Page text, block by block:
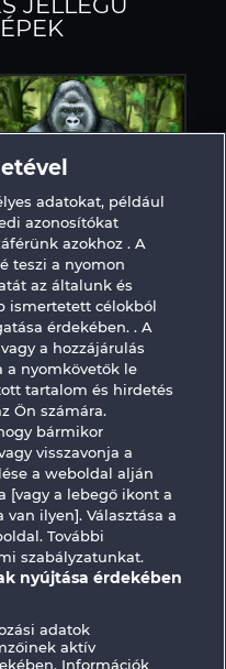
of the Jungle
Rapa Nui
Impresszum
Facebook
benyújtása
adatokat, például
azonosítókat
azokhoz . A
teszi a nyomon
az általunk és
ismertetett célokból
érdekében. . A
a hozzájárulás
a nyomkövetők le
tartalom és hirdetés
Ön számára.
bármikor
visszavonja a
a weboldal alján
[vagy a lebegő ikont a
ilyen]. Választása a
További
szabályzatunkat.
nyújtása érdekében
adatok
aktív
Információk